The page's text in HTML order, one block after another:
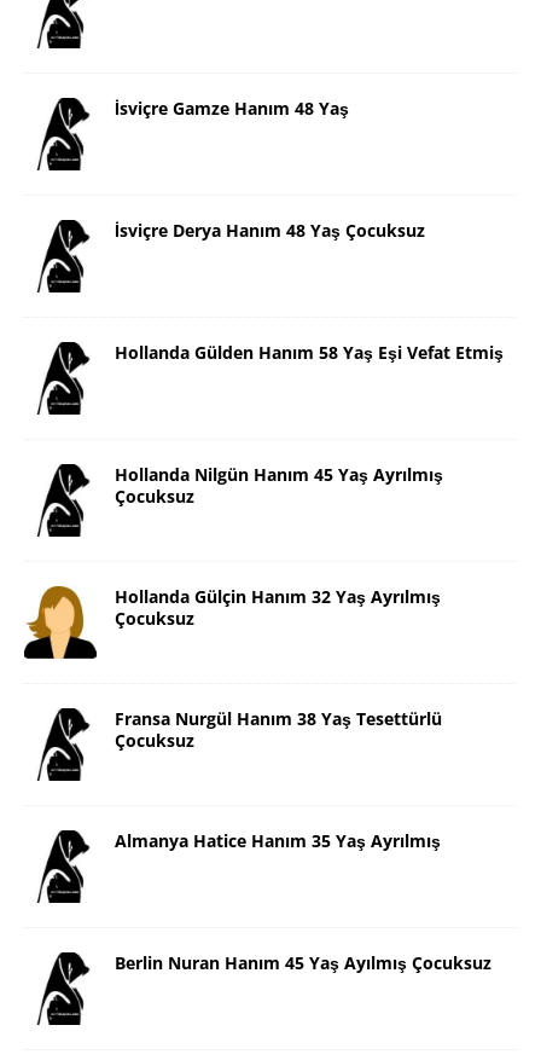
İsviçre Gamze Hanım 48 Yaş
İsviçre Derya Hanım 48 Yaş Çocuksuz
Hollanda Gülden Hanım 58 Yaş Eşi Vefat Etmiş
Hollanda Nilgün Hanım 45 Yaş Ayrılmış
Çocuksuz
Hollanda Gülçin Hanım 32 Yaş Ayrılmış
Çocuksuz
Fransa Nurgül Hanım 38 Yaş Tesettürlü
Çocuksuz
Almanya Hatice Hanım 35 Yaş Ayrılmış
Berlin Nuran Hanım 45 Yaş Ayılmış Çocuksuz